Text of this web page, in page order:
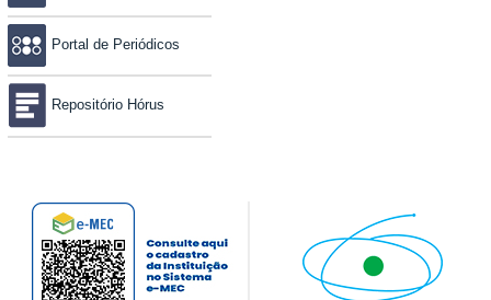
Portal de Periódicos
Repositório Hórus